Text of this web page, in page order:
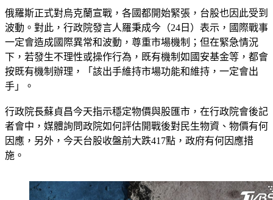
波動。對此，行政院發言人羅秉成今（24日）表示，國際戰事
一定會造成國際異常和波動，尊重市場機制；但在緊急情況
下，若發生不理性或操作行為，既有機制如國安基金等，都會
按既有機制辦理，「該出手維持市場功能和維持，一定會出
手」。
者會中，媒體詢問政院如何評估開戰後對民生物資、物價有何
因應，另外，今天台股收盤前大跌417點，政府有何因應措
施。